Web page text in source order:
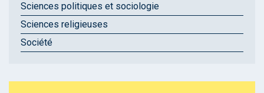
Sciences politiques et sociologie
Sciences religieuses
Société